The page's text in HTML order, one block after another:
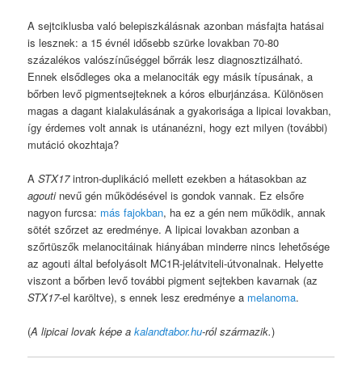
A sejtciklusba való belepiszkálásnak azonban másfajta hatásai
is lesznek: a 15 évnél idősebb szürke lovakban 70-80
százalékos valószínűséggel bőrrák lesz diagnosztizálható.
Ennek elsődleges oka a melanociták egy másik típusának, a
bőrben levő pigmentsejteknek a kóros elburjánzása. Különösen
magas a dagant kialakulásának a gyakorisága a lipicai lovakban,
így érdemes volt annak is utánanézni, hogy ezt milyen (további)
mutáció okozhtaja?
ASTX17intron-duplikáció mellett ezekben a hátasokban az
agoutinevű gén működésével is gondok vannak. Ez elsőre
nagyon furcsa: más fajokban, ha ez a gén nem működik, annak
sötét szőrzet az eredménye. A lipicai lovakban azonban a
szőrtüszők melanocitáinak hiányában minderre nincs lehetősége
az agouti által befolyásolt MC1R-jelátviteli-útvonalnak. Helyette
viszont a bőrben levő további pigment sejtekben kavarnak (az
STX17-el karöltve), s ennek lesz eredménye a melanoma.
(A lipicai lovak képe akalandtabor.hu-ról származik.)